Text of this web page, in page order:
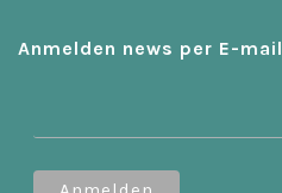
Anmelden news per E-mail